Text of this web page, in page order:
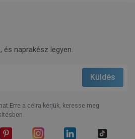
és naprakész legyen.
a célra kérjük, keresse meg